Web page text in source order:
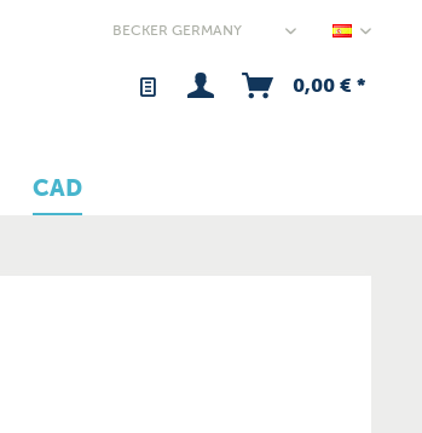
0,00 € *
CAD